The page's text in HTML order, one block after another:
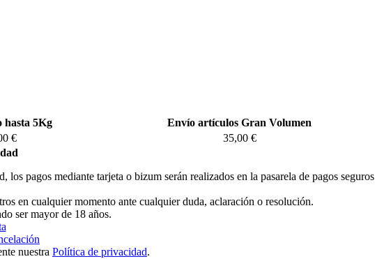
hasta 5Kg
Envío artículos Gran Volumen
€
35,00 €
pagos mediante tarjeta o bizum serán realizados en la pasarela de pagos seguros
en cualquier momento ante cualquier duda, aclaración o resolución.
ser mayor de 18 años.
nuestra Política de privacidad.